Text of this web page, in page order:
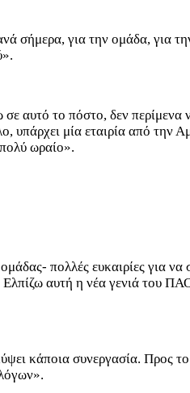
σήμερα, για την ομάδα, για
αυτό το πόστο, δεν
μία εταιρία από την
ωραίο».
πολλές ευκαιρίες για να
αυτή η νέα γενιά του
κάποια συνεργασία. Προς το